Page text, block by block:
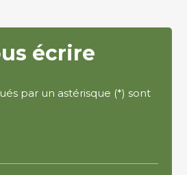
écrire
par un astérisque (*) sont